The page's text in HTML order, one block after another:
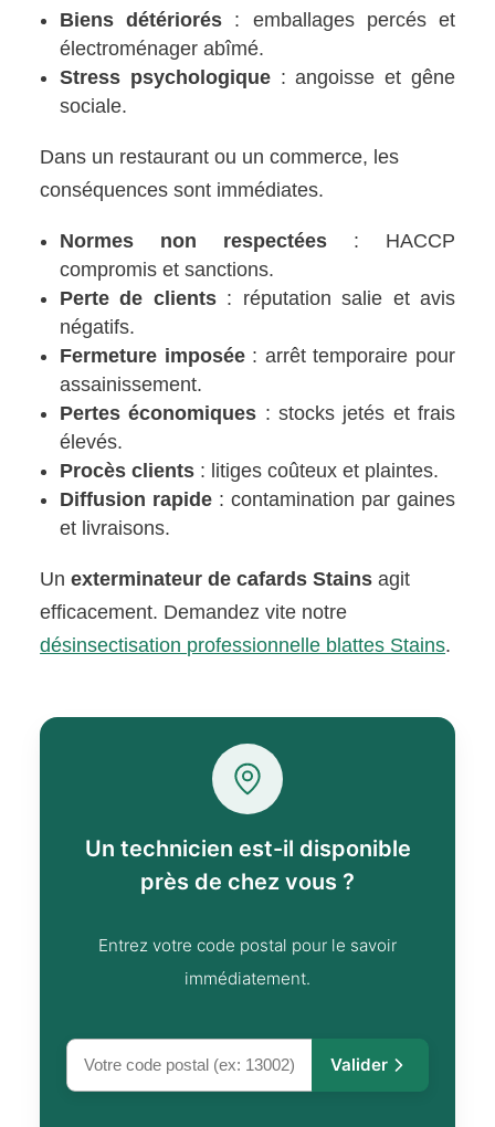
Biens détériorés : emballages percés et
électroménager abîmé.
Stress psychologique: angoisse et gêne
sociale.
Dans un restaurant ou un commerce, les
conséquences sont immédiates.
Normes non respectées : HACCP
compromis et sanctions.
Perte de clients: réputation salie et avis
négatifs.
Fermeture imposée: arrêt temporaire pour
assainissement.
Pertes économiques : stocks jetés et frais
élevés.
Procès clients : litiges coûteux et plaintes.
Diffusion rapide : contamination par gaines
et livraisons.
Unexterminateur de cafards Stains agit
efficacement. Demandez vite notre
désinsectisation professionnelle blattes Stains.
Un technicien est-il disponible
près de chez vous ?
Entrez votre code postal pour le savoir
immédiatement.
Valider